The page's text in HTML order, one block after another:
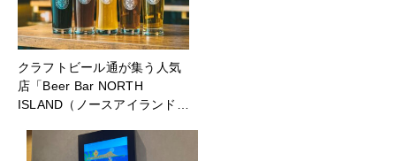
クラフトビール通が集う人気
店「Beer Bar NORTH
ISLAND（ノースアイランド…